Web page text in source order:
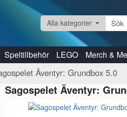
Alla kategorier
Speltillbehör LEGO Merch &
Äventyr: Grundbox 5.0
Sagospelet Äventyr: